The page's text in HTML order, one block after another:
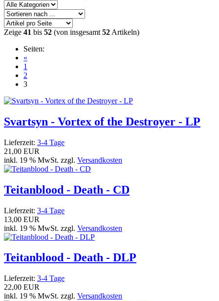
Zeige 41 bis 52 (von insgesamt 52 Artikeln)
Seiten:
«
1
2
3
Svartsyn - Vortex of the Destroyer - LP
Lieferzeit: 3-4 Tage
21,00 EUR
inkl. 19 % MwSt. zzgl. Versandkosten
Teitanblood - Death - CD
Lieferzeit: 3-4 Tage
13,00 EUR
inkl. 19 % MwSt. zzgl. Versandkosten
Teitanblood - Death - DLP
Lieferzeit: 3-4 Tage
22,00 EUR
inkl. 19 % MwSt. zzgl. Versandkosten